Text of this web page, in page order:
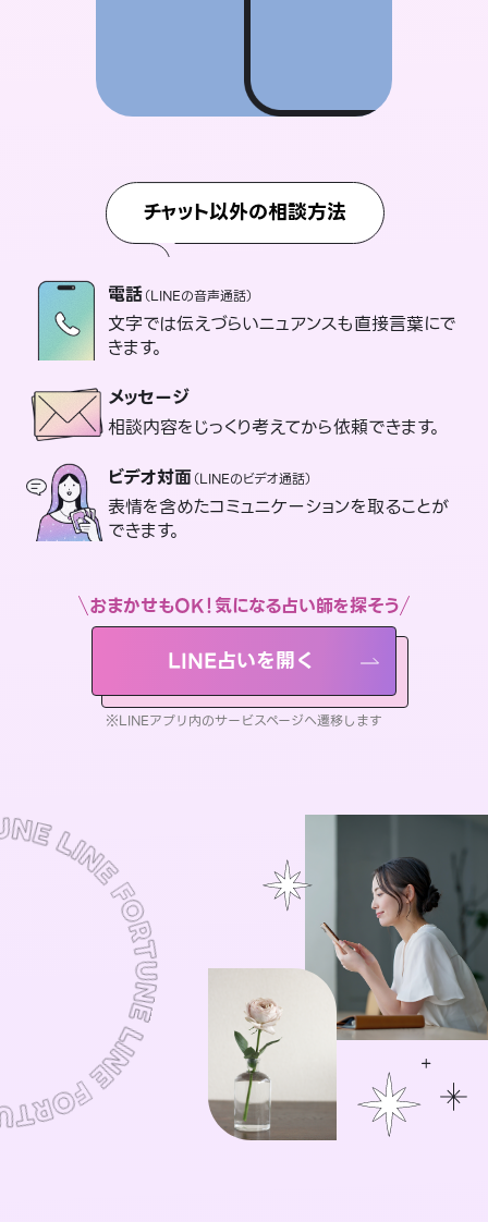
チャット以外の相談方法
電話（LINEの音声通話）
文字では伝えづらいニュアンスも直接言葉にで
きます。
メッセージ
相談内容をじっくり考えてから依頼できます。
ビデオ対面（LINEのビデオ通話）
表情を含めたコミュニケーションを取ることが
できます。
おまかせもOK！気になる占い師を探そう
LINE占いを開く
※LINEアプリ内のサービスページへ遷移します